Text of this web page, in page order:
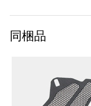
同梱品